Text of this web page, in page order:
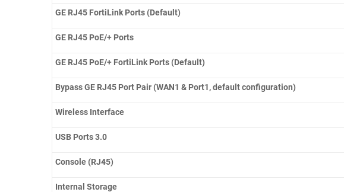
GE RJ45 FortiLink Ports (Default)
GE RJ45 PoE/+ Ports
GE RJ45 PoE/+ FortiLink Ports (Default)
Bypass GE RJ45 Port Pair (WAN1 & Port1, default configuration)
Wireless Interface
USB Ports 3.0
Console (RJ45)
Internal Storage